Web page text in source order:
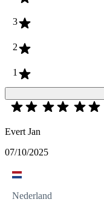
3
2
1
Evert Jan
07/10/2025
Nederland